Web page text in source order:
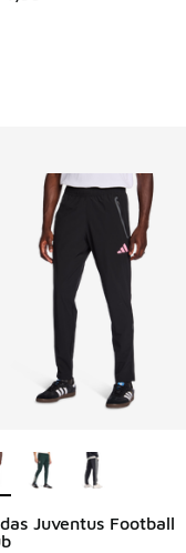
Juventus Football